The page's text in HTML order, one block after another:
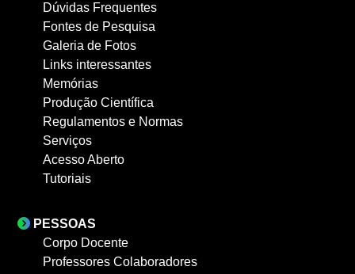
Dúvidas Frequentes
Fontes de Pesquisa
Galeria de Fotos
Links interessantes
Memórias
Produção Científica
Regulamentos e Normas
Serviços
Acesso Aberto
Tutoriais
PESSOAS
Corpo Docente
Professores Colaboradores